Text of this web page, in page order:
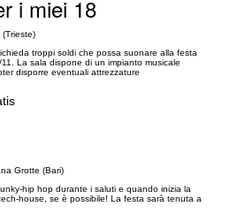
i miei 18
troppi soldi che possa suonare alla festa
La sala dispone di un impianto musicale
disporre eventuali attrezzature
Grotte (Bari)
hip hop durante i saluti e quando inizia la
house, se è possibile! La festa sarà tenuta a